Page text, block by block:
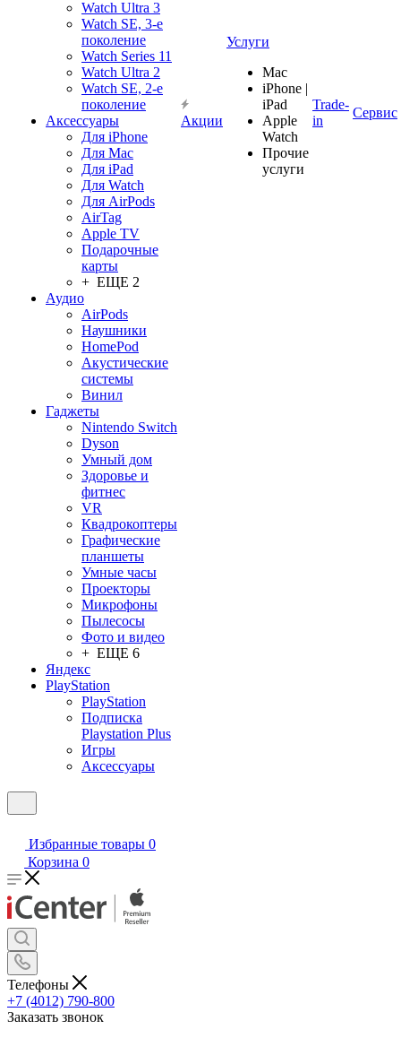
Watch Ultra 3
Watch SE, 3-е
поколение
Watch Series 11
Watch Ultra 2
Watch SE, 2-е
поколение
Аксессуары
Для iPhone
Для Mac
Для iPad
Для Watch
Для AirPods
AirTag
Apple TV
Подарочные
карты
+ ЕЩЕ 2
Аудио
AirPods
Наушники
HomePod
Акустические
системы
Винил
Гаджеты
Nintendo Switch
Dyson
Умный дом
Здоровье и
фитнес
VR
Квадрокоптеры
Графические
планшеты
Умные часы
Проекторы
Микрофоны
Пылесосы
Фото и видео
+ ЕЩЕ 6
Яндекс
PlayStation
PlayStation
Подписка
Playstation Plus
Игры
Аксессуары
Акции
Услуги
Mac
iPhone |
iPad
Apple
Watch
Прочие
услуги
Trade-
in
Сервис
Избранные товары 0
Корзина 0
Телефоны
+7 (4012) 790-800
Заказать звонок